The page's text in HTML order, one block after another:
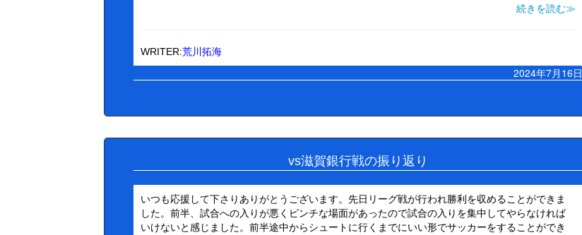
続きを読む≫
WRITER:荒川拓海
2024年7月16日
vs滋賀銀行戦の振り返り
いつも応援して下さりありがとうございます。先日リーグ戦が行われ勝利を収めることができま
した。前半、試合への入りが悪くピンチな場面があったので試合の入りを集中してやらなければ
いけないと感じました。前半途中からシュートに行くまでにいい形でサッカーをすることができ